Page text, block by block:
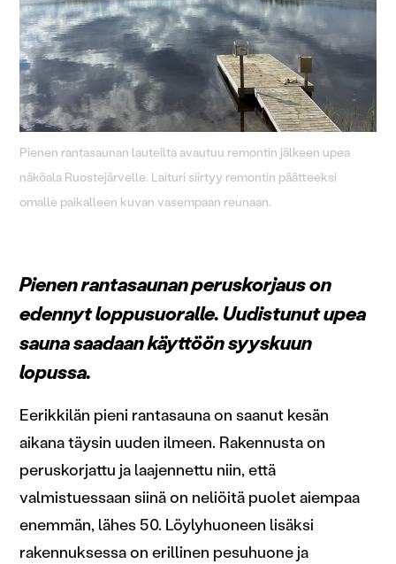
Pienen rantasaunan lauteilta avautuu remontin jälkeen upea
näköala Ruostejärvelle. Laituri siirtyy remontin päätteeksi
omalle paikalleen kuvan vasempaan reunaan.
Pienen rantasaunan peruskorjaus on
edennyt loppusuoralle. Uudistunut upea
sauna saadaan käyttöön syyskuun
lopussa.
Eerikkilän pieni rantasauna on saanut kesän
aikana täysin uuden ilmeen. Rakennusta on
peruskorjattu ja laajennettu niin, että
valmistuessaan siinä on neliöitä puolet aiempaa
enemmän, lähes 50. Löylyhuoneen lisäksi
rakennuksessa on erillinen pesuhuone ja